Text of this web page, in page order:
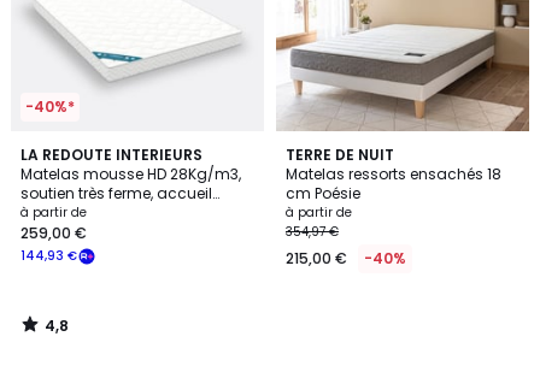
-40%*
LA REDOUTE INTERIEURS
Matelas mousse HD 28Kg/m3,
soutien très ferme, accueil
moelleux
à partir de
144,93 €
259,00 €
4,8
/ 5
4,8
/
TERRE DE NUIT
Matelas ressorts ensachés 18
cm Poésie
à partir de
354,97 €
215,00 € -40%